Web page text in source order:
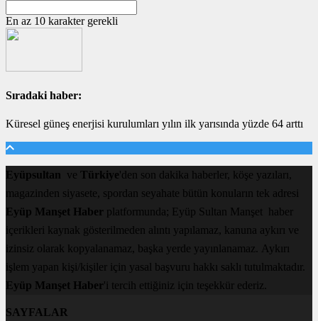
En az 10 karakter gerekli
Sıradaki haber:
Küresel güneş enerjisi kurulumları yılın ilk yarısında yüzde 64 arttı
Eyüpsultan ve Türkiye'den son dakika haberler, köşe yazıları,
magazinden siyasete, spordan seyahate bütün konuların tek adresi
Eyüp Manşet Haber platformunda; Eyüp Sultan Manşet haber
içerikleri kaynak gösterilmeden alıntı yapılamaz, kanuna aykırı ve
izinsiz olarak kopyalanamaz, başka yerde yayınlanamaz. Aykırı
işlem yapan kişi/kişiler için yasal başvuru hakkı saklı tutulmaktadır.
Eyüp Manşet Haber'i tercih ettiğiniz için teşekkür ederiz.
SAYFALAR